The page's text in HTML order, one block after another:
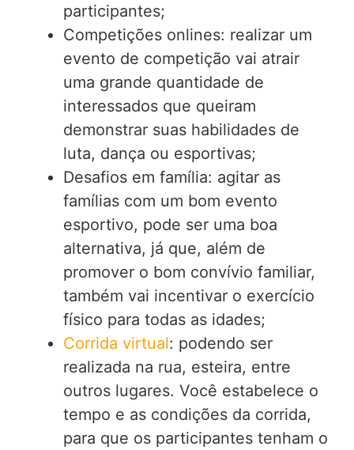
participantes;
Competições onlines: realizar um
evento de competição vai atrair
uma grande quantidade de
interessados que queiram
demonstrar suas habilidades de
luta, dança ou esportivas;
Desafios em família: agitar as
famílias com um bom evento
esportivo, pode ser uma boa
alternativa, já que, além de
promover o bom convívio familiar,
também vai incentivar o exercício
físico para todas as idades;
Corrida virtual: podendo ser
realizada na rua, esteira, entre
outros lugares. Você estabelece o
tempo e as condições da corrida,
para que os participantes tenham o